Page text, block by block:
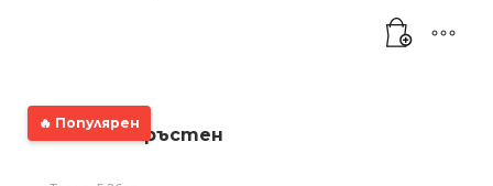
🔥 Популярен
Златен пръстен